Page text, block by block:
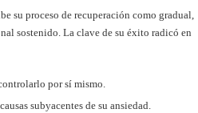
su proceso de recuperación como gradual,
sostenido. La clave de su éxito radicó en
por sí mismo.
subyacentes de su ansiedad.